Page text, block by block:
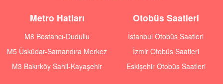
Metro Hatları
M8 Bostancı-Dudullu
M5 Üsküdar-Samandıra Merkez
M3 Bakırköy Sahil-Kayaşehir
Otobüs Saatleri
İstanbul Otobüs Saatleri
İzmir Otobüs Saatleri
Eskişehir Otobüs Saatleri